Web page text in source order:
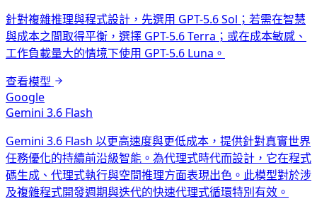
針對複雜推理與程式設計，先選用 GPT-5.6 Sol；若需在智慧
與成本之間取得平衡，選擇 GPT-5.6 Terra；或在成本敏感、
工作負載量大的情境下使用 GPT-5.6 Luna。
查看模型
Google
Gemini 3.6 Flash
Gemini 3.6 Flash 以更高速度與更低成本，提供針對真實世界
任務優化的持續前沿級智能。為代理式時代而設計，它在程式
碼生成、代理式執行與空間推理方面表現出色。此模型對於涉
及複雜程式開發週期與迭代的快速代理式循環特別有效。